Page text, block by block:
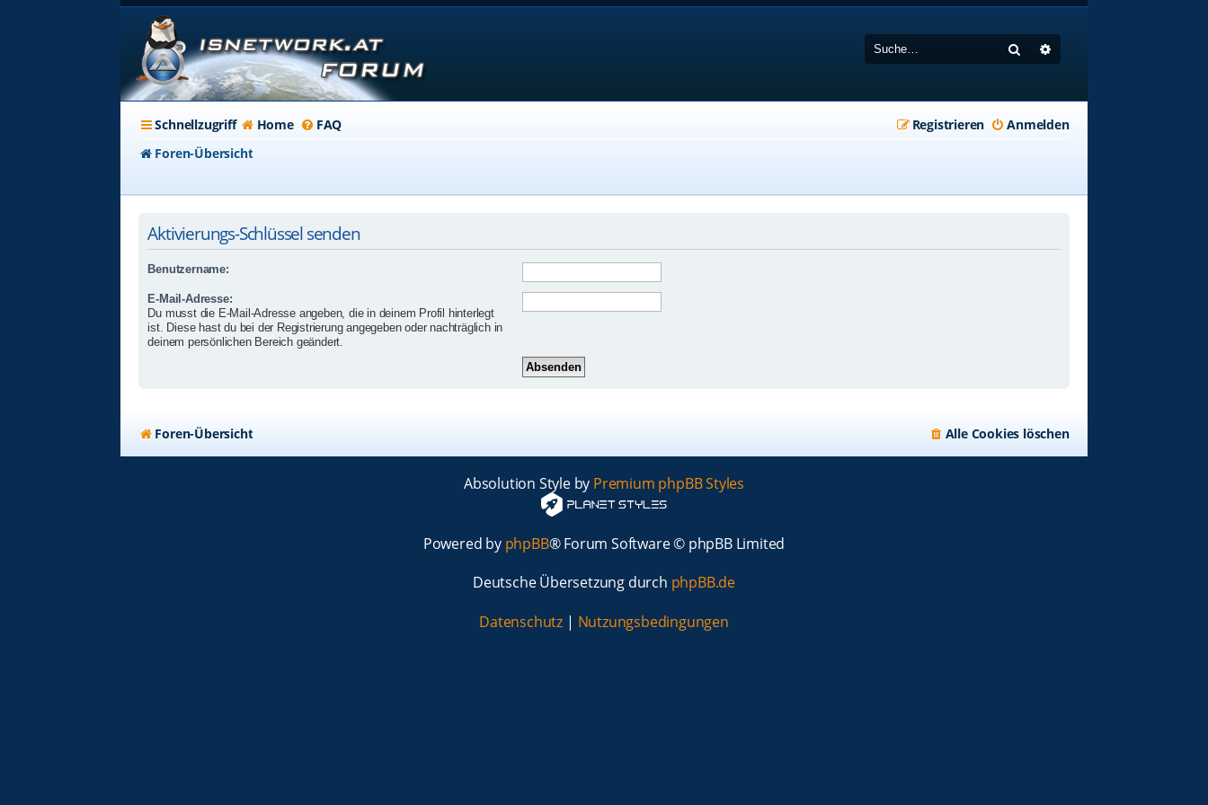
Suche
Schnellzugriff Home FAQ Anmelden
Registrieren
Foren-Übersicht
Aktivierungs-Schlüssel senden
Benutzername:
E-Mail-Adresse:
Du musst die E-Mail-Adresse angeben, die in deinem Profil hinterlegt
ist. Diese hast du bei der Registrierung angegeben oder nachträglich in
deinem persönlichen Bereich geändert.
Foren-Übersicht Alle Cookies löschen
Absolution Style by Premium phpBB Styles
Powered by phpBB® Forum Software © phpBB Limited
Deutsche Übersetzung durch phpBB.de
Datenschutz | Nutzungsbedingungen